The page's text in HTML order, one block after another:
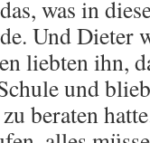
was in
Und Dieter
liebten ihn,
und
beraten